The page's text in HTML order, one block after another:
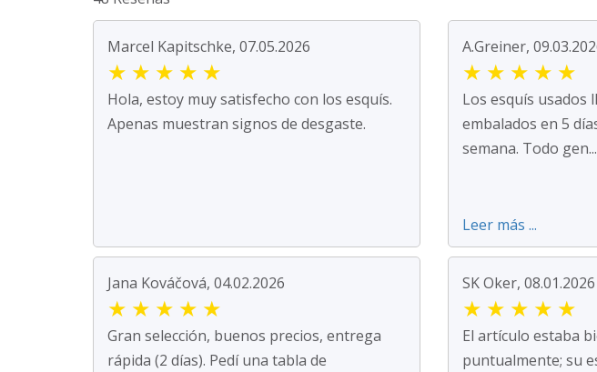
Marcel Kapitschke, 07.05.2026
★ ★ ★ ★ ★
Hola, estoy muy satisfecho con los esquís.
Apenas muestran signos de desgaste.
A.Greiner,
★ ★ ★ ★ ★
Los esquís usados
embalados en 5
semana. Todo gen...
Leer más ...
Jana Kováčová, 04.02.2026
★ ★ ★ ★ ★
Gran selección, buenos precios, entrega
rápida (2 días). Pedí una tabla de
SK Oker, 08.01.2026
★ ★ ★ ★ ★
El artículo estaba
puntualmente; su